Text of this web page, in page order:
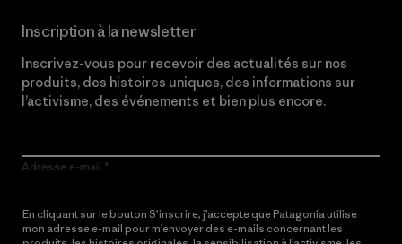
Inscription à la newsletter
Inscrivez-vous pour recevoir des actualités sur nos
produits, des histoires uniques, des informations sur
l’activisme, des événements et bien plus encore.
Adresse e-mail
En cliquant sur le bouton S’inscrire, j’accepte que Patagonia utilise
mon adresse e-mail pour m’envoyer des e-mails concernant les